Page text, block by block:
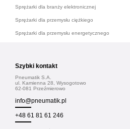
Sprężarki dla branży elektronicznej
Sprężarki dla przemysłu ciężkiego
Sprężarki dla przemysłu energetycznego
Szybki kontakt
Pneumatik S.A.
ul. Kamienna 28, Wysogotowo
62-081 Przeźmierowo
info@pneumatik.pl
+48 61 81 61 246